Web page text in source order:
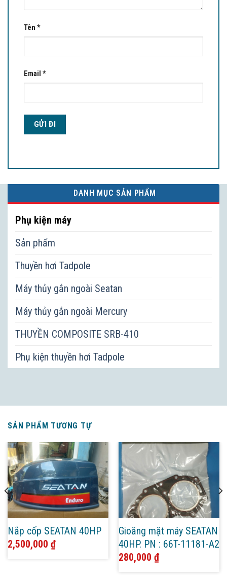
Tên *
Email *
DANH MỤC SẢN PHẨM
Phụ kiện máy
Sản phẩm
Thuyền hơi Tadpole
Máy thủy gắn ngoài Seatan
Máy thủy gắn ngoài Mercury
THUYỀN COMPOSITE SRB-410
Phụ kiện thuyền hơi Tadpole
SẢN PHẨM TƯƠNG TỰ
Nắp cốp SEATAN 40HP
2,500,000 ₫
Gioăng mặt máy SEATAN
40HP. PN : 66T-11181-A2
280,000 ₫